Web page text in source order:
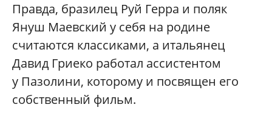
Правда, бразилец Руй Герра и поляк
Януш Маевский у себя на родине
считаются классиками, а итальянец
Давид Гриеко работал ассистентом
у Пазолини, которому и посвящен его
собственный фильм.